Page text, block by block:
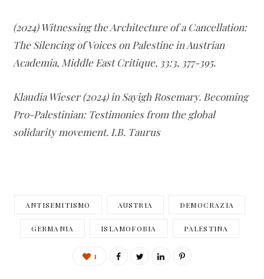
(2024) Witnessing the Architecture of a Cancellation:
The Silencing of Voices on Palestine in Austrian
Academia, Middle East Critique, 33:3, 377-395.
Klaudia Wieser (2024) in Sayigh Rosemary. Becoming
Pro-Palestinian: Testimonies from the global
solidarity movement. I.B. Taurus
ANTISEMITISMO AUSTRIA DEMOCRAZIA
GERMANIA ISLAMOFOBIA PALESTINA
1